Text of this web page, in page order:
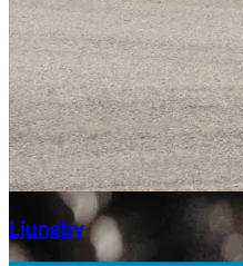
Aixiam
Ljungby